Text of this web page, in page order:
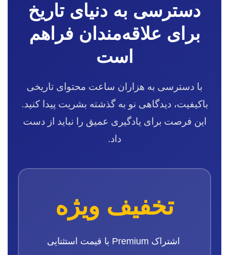
دسترسی به دنیای تاریخ
برای علاقه‌مندان فراهم
است
با دسترسی به هزاران ساعت محتوای تاریخی
باکیفیت، دیدگاهی نو به گذشته بشریت پیدا کنید.
این فرصت برای یادگیری عمیق را نباید از دست
داد.
تخفیف ویژه
اشتراک Premium با قیمت استثنایی